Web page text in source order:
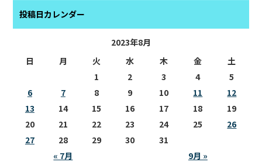
投稿日カレンダー
2023年8月
日
月 火 水 木 金 土
« 7月 9月 »
1 2 3 4
5
6
7 8 9 10 11
12
13
14 15 16 17 18
19
20
21 22 23 24 25
26
27
28 29 30 31